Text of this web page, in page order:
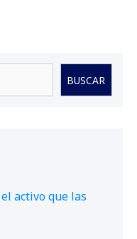
BUSCAR
activo que las